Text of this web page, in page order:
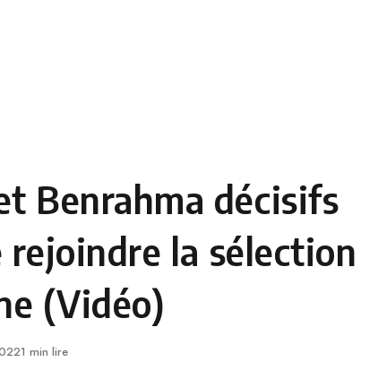
Benrahma décisifs
rejoindre la sélection
(Vidéo)
1 min lire